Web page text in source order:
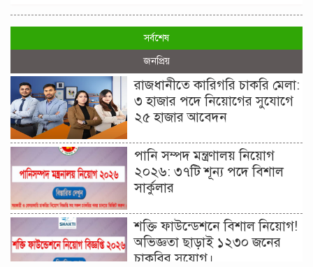
সর্বশেষ
জনপ্রিয়
রাজধানীতে কারিগরি চাকরি মেলা:
৩ হাজার পদে নিয়োগের সুযোগে
২৫ হাজার আবেদন
পানি সম্পদ মন্ত্রণালয় নিয়োগ
২০২৬: ৩৭টি শূন্য পদে বিশাল
সার্কুলার
শক্তি ফাউন্ডেশনে বিশাল নিয়োগ!
অভিজ্ঞতা ছাড়াই ১২৩০ জনের
চাকরির সুযোগ।